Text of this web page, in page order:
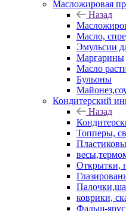
Масложировая
Назад
Масло,
Эмульсии
Маргарины
Масло
Бульоны
Кондитерский
Назад
Топперы,
Открытки,
коврики,
Фальш-